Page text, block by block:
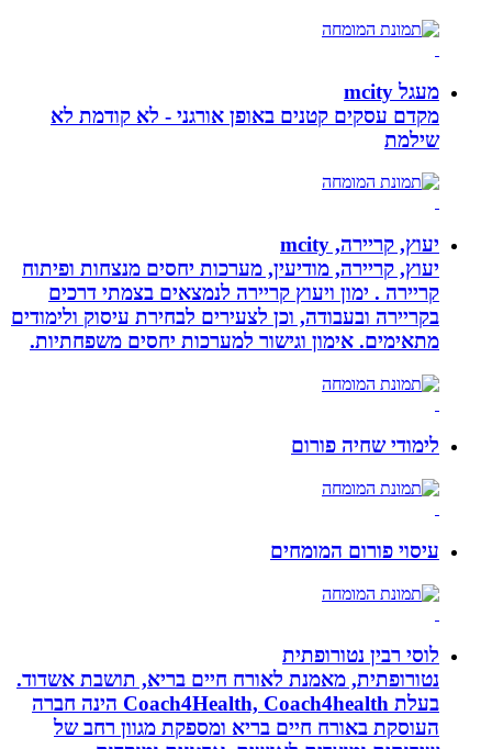
מעגל mcity
מקדם עסקים קטנים באופן אורגני - לא קודמת לא
שילמת
יעוץ, קריירה, mcity
יעוץ, קריירה, מודיעין, מערכות יחסים מנצחות ופיתוח
קריירה . ימון ויעוץ קריירה לנמצאים בצמתי דרכים
בקריירה ובעבודה, וכן לצעירים לבחירת עיסוק ולימודים
מתאימים. אימון וגישור למערכות יחסים משפחתיות.
לימודי שחיה פורום
עיסוי פורום המומחים
לוסי רבין נטורופתית
נטורופתית, מאמנת לאורח חיים בריא, תושבת אשדוד.
בעלת Coach4Health, Coach4health הינה חברה
העוסקת באורח חיים בריא ומספקת מגוון רחב של